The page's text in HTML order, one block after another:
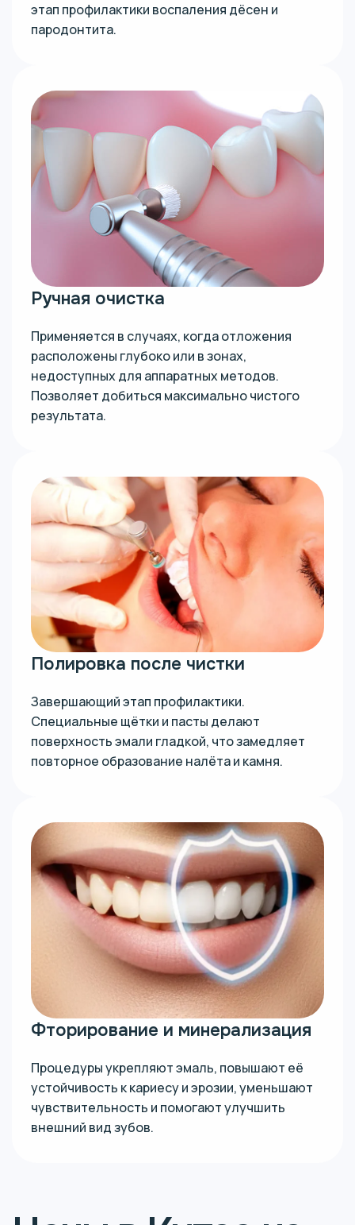
этап профилактики воспаления дёсен и
пародонтита.
Ручная очистка
Применяется в случаях, когда отложения
расположены глубоко или в зонах,
недоступных для аппаратных методов.
Позволяет добиться максимально чистого
результата.
Полировка после чистки
Завершающий этап профилактики.
Специальные щётки и пасты делают
поверхность эмали гладкой, что замедляет
повторное образование налёта и камня.
Фторирование и минерализация
Процедуры укрепляют эмаль, повышают её
устойчивость к кариесу и эрозии, уменьшают
чувствительность и помогают улучшить
внешний вид зубов.